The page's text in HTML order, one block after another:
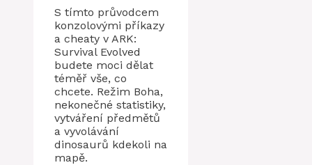
S tímto průvodcem
konzolovými příkazy
a cheaty v ARK:
Survival Evolved
budete moci dělat
téměř vše, co
chcete. Režim Boha,
nekonečné statistiky,
vytváření předmětů
a vyvolávání
dinosaurů kdekoli na
mapě.